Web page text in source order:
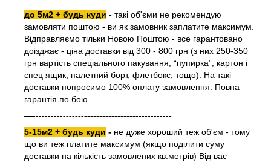
до 5м2 + будь куди - такі об'єми не рекомендую
замовляти поштою - ви як замовник заплатите максимум.
Відправляємо тільки Новою Поштою - все гарантовано
доізджає - ціна доставки від 300 - 800 грн (з них 250-350
грн вартість спеціального пакування, “пупирка”, картон і
спец ящик, палетний борт, флетбокс, тощо). На такі
доставки попросимо 100% оплату замовлення. Повна
гарантія по бою.
—----------------------------------------------
5-15м2 + будь куди - не дуже хороший теж об'єм - тому
що ви теж платите максимум (якщо поділити суму
доставки на кількість замовлених кв.метрів) Від вас